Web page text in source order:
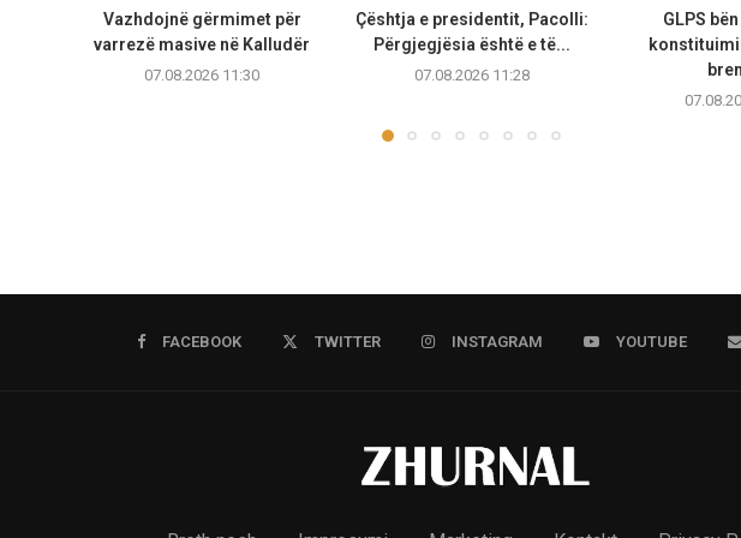
Vazhdojnë gërmimet për
varrezë masive në Kalludër
07.08.2026 11:30
Çështja e presidentit, Pacolli:
Përgjegjësia është e të...
07.08.2026 11:28
GLPS
FACEBOOK TWITTER INSTAGRAM YOUTUBE